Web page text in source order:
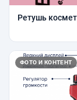
Ретушь
ФОТО И КОНТЕНТ